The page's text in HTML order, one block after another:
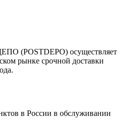
(POSTDEPO) осуществляет
рынке срочной доставки
в России в обслуживании